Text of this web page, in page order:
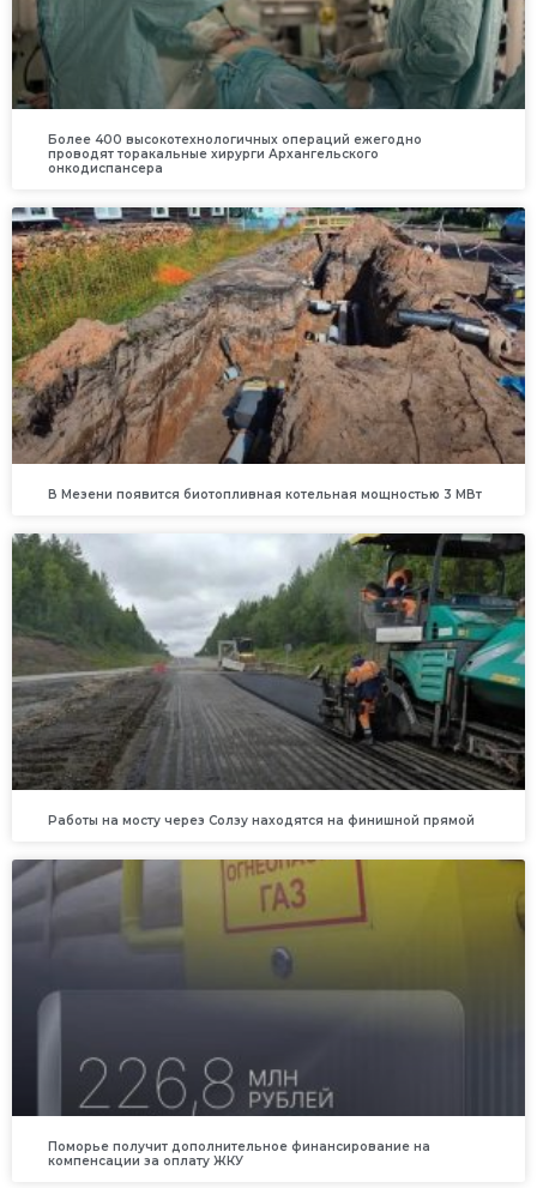
Более 400 высокотехнологичных операций ежегодно
проводят торакальные хирурги Архангельского
онкодиспансера
В Мезени появится биотопливная котельная мощностью 3 МВт
Работы на мосту через Солзу находятся на финишной прямой
Поморье получит дополнительное финансирование на
компенсации за оплату ЖКУ